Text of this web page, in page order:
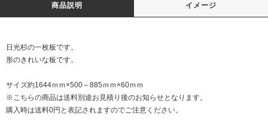
商品説明 イメージ
日光杉の一枚板です。
形のきれいな板です。
サイズ約1644ｍｍ×500～885ｍｍ×60ｍｍ
※こちらの商品は送料別途お見積り後のお知らせとなります。
購入時は送料0円と表記されますのでご注意ください。